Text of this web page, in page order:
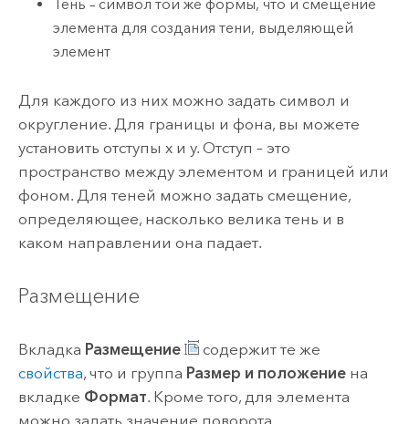
Тень – символ той же формы, что и смещение
элемента для создания тени, выделяющей
элемент
Для каждого из них можно задать символ и
округление. Для границы и фона, вы можете
установить отступы x и y. Отступ – это
пространство между элементом и границей или
фоном. Для теней можно задать смещение,
определяющее, насколько велика тень и в
каком направлении она падает.
Размещение
Вкладка Размещение
содержит те же
свойства, что и группа Размер и положениена
вкладке Формат. Кроме того, для элемента